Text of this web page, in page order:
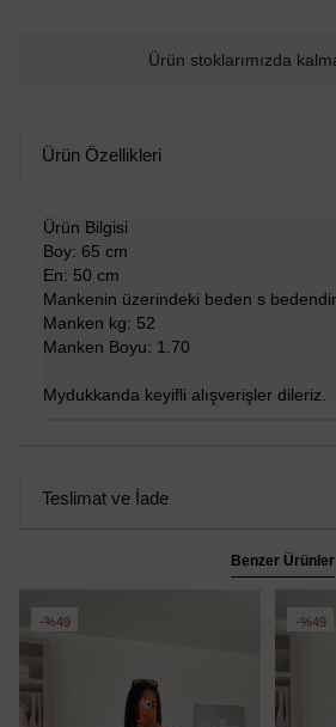
Ürün stoklarımızda
Ürün Özellikleri
Ürün Bilgisi
Boy: 65 cm
En: 50 cm
Mankenin üzerindeki beden s
Manken kg: 52
Manken Boyu: 1.70
Mydukkanda keyifli alışverişler dileriz.
Teslimat ve İade
Benzer Ürünler
%49 %49